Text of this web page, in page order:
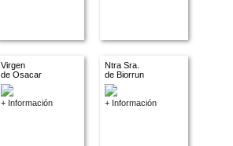
Virgen
de Osacar
+ Información
Ntra Sra.
de Biorrun
+ Información